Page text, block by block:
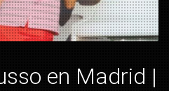
en Madrid |